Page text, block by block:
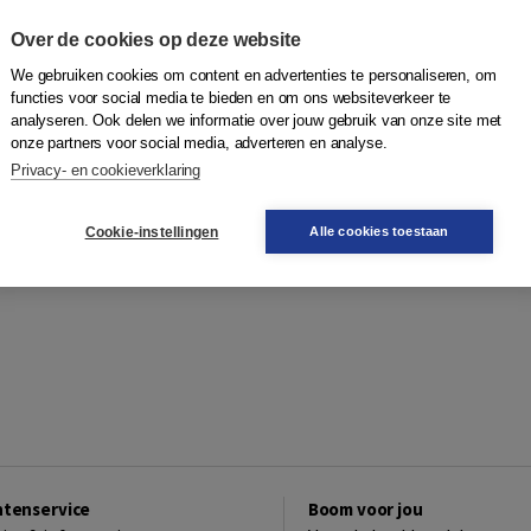
Boom voor jou
Over de cookies op deze website
We gebruiken cookies om content en advertenties te personaliseren, om
functies voor social media te bieden en om ons websiteverkeer te
analyseren. Ook delen we informatie over jouw gebruik van onze site met
onze partners voor social media, adverteren en analyse.
Privacy- en cookieverklaring
Cookie-instellingen Alle cookies toestaan